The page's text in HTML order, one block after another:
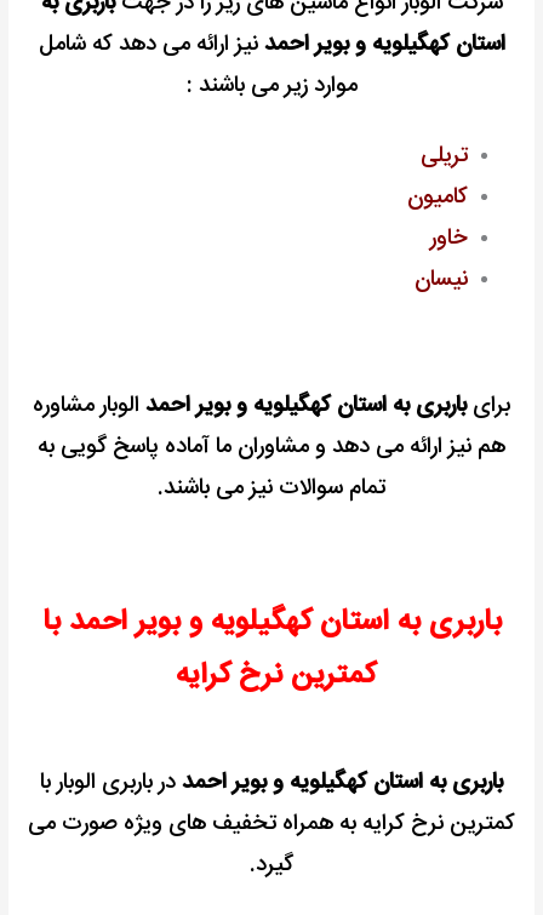
استان کهگیلویه و بویر احمدنیز ارائه می دهد که شامل
موارد زیر می باشند :
تریلی
کامیون
خاور
نیسان
برایباربری به استان کهگیلویه و بویر احمد الوبار مشاوره
هم نیز ارائه می دهد و مشاوران ما آماده پاسخ گویی به
تمام سوالات نیز می باشند.
باربری به استان کهگیلویه و بویر احمد با
کمترین نرخ کرایه
باربری به استان کهگیلویه و بویر احمددر باربری الوبار با
کمترین نرخ کرایه به همراه تخفیف های ویژه صورت می
گیرد.